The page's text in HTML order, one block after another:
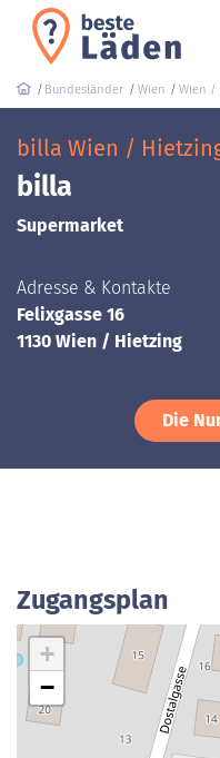
Bundesländer Wien Wien /
billa Wien /
billa
Supermarket
Adresse & Kontakte
Felixgasse 16
1130 Wien / Hietzing
Die
Zugangsplan
+
−